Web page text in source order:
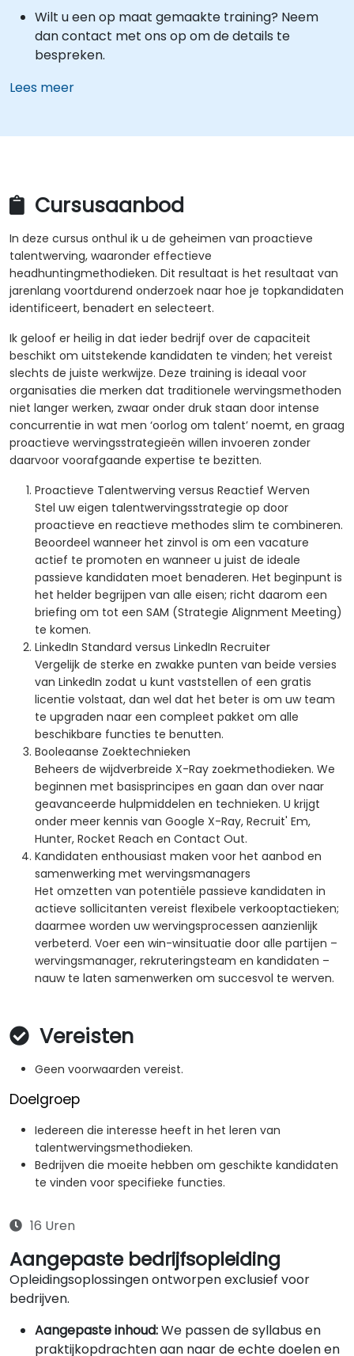
Wilt u een op maat gemaakte training? Neem
dan contact met ons op om de details te
bespreken.
Lees meer
Cursusaanbod
In deze cursus onthul ik u de geheimen van proactieve
talentwerving, waaronder effectieve
headhuntingmethodieken. Dit resultaat is het resultaat van
jarenlang voortdurend onderzoek naar hoe je topkandidaten
identificeert, benadert en selecteert.
Ik geloof er heilig in dat ieder bedrijf over de capaciteit
beschikt om uitstekende kandidaten te vinden; het vereist
slechts de juiste werkwijze. Deze training is ideaal voor
organisaties die merken dat traditionele wervingsmethoden
niet langer werken, zwaar onder druk staan door intense
concurrentie in wat men ‘oorlog om talent’ noemt, en graag
proactieve wervingsstrategieën willen invoeren zonder
daarvoor voorafgaande expertise te bezitten.
Proactieve Talentwerving versus Reactief Werven
Stel uw eigen talentwervingsstrategie op door
proactieve en reactieve methodes slim te combineren.
Beoordeel wanneer het zinvol is om een vacature
actief te promoten en wanneer u juist de ideale
passieve kandidaten moet benaderen. Het beginpunt is
het helder begrijpen van alle eisen; richt daarom een
briefing om tot een SAM (Strategie Alignment Meeting)
te komen.
LinkedIn Standard versus LinkedIn Recruiter
Vergelijk de sterke en zwakke punten van beide versies
van LinkedIn zodat u kunt vaststellen of een gratis
licentie volstaat, dan wel dat het beter is om uw team
te upgraden naar een compleet pakket om alle
beschikbare functies te benutten.
Booleaanse Zoektechnieken
Beheers de wijdverbreide X-Ray zoekmethodieken. We
beginnen met basisprincipes en gaan dan over naar
geavanceerde hulpmiddelen en technieken. U krijgt
onder meer kennis van Google X-Ray, Recruit' Em,
Hunter, Rocket Reach en Contact Out.
Kandidaten enthousiast maken voor het aanbod en
samenwerking met wervingsmanagers
Het omzetten van potentiële passieve kandidaten in
actieve sollicitanten vereist flexibele verkooptactieken;
daarmee worden uw wervingsprocessen aanzienlijk
verbeterd. Voer een win-winsituatie door alle partijen –
wervingsmanager, rekruteringsteam en kandidaten –
nauw te laten samenwerken om succesvol te werven.
Vereisten
Geen voorwaarden vereist.
Doelgroep
Iedereen die interesse heeft in het leren van
talentwervingsmethodieken.
Bedrijven die moeite hebben om geschikte kandidaten
te vinden voor specifieke functies.
16 Uren
Aangepaste bedrijfsopleiding
Opleidingsoplossingen ontworpen exclusief voor
bedrijven.
Aangepaste inhoud:We passen de syllabus en
praktijkopdrachten aan naar de echte doelen en